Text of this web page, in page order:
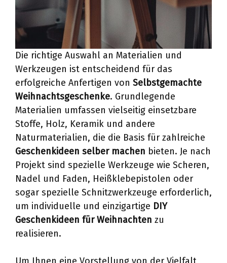
Die richtige Auswahl an Materialien und
Werkzeugen ist entscheidend für das
erfolgreiche Anfertigen von Selbstgemachte
Weihnachtsgeschenke. Grundlegende
Materialien umfassen vielseitig einsetzbare
Stoffe, Holz, Keramik und andere
Naturmaterialien, die die Basis für zahlreiche
Geschenkideen selber machen bieten. Je nach
Projekt sind spezielle Werkzeuge wie Scheren,
Nadel und Faden, Heißklebepistolen oder
sogar spezielle Schnitzwerkzeuge erforderlich,
um individuelle und einzigartige DIY
Geschenkideen für Weihnachten zu
realisieren.